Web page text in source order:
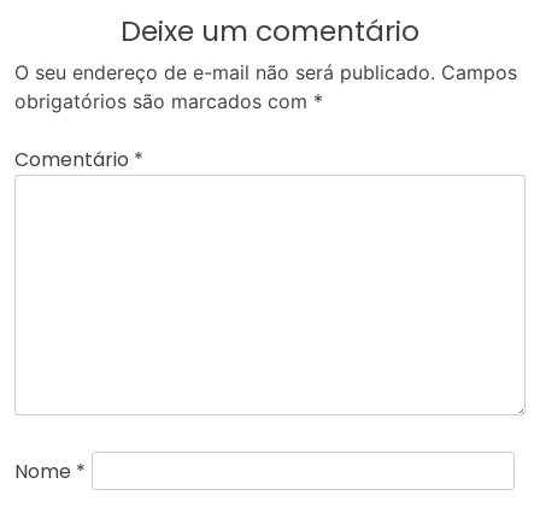
Deixe um comentário
O seu endereço de e-mail não será publicado. Campos
obrigatórios são marcados com *
Comentário *
Nome *